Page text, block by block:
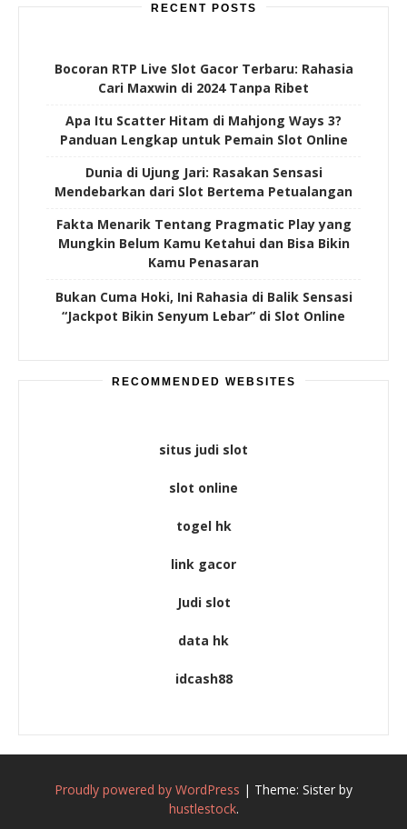
RECENT POSTS
Bocoran RTP Live Slot Gacor Terbaru: Rahasia
Cari Maxwin di 2024 Tanpa Ribet
Apa Itu Scatter Hitam di Mahjong Ways 3?
Panduan Lengkap untuk Pemain Slot Online
Dunia di Ujung Jari: Rasakan Sensasi
Mendebarkan dari Slot Bertema Petualangan
Fakta Menarik Tentang Pragmatic Play yang
Mungkin Belum Kamu Ketahui dan Bisa Bikin
Kamu Penasaran
Bukan Cuma Hoki, Ini Rahasia di Balik Sensasi
“Jackpot Bikin Senyum Lebar” di Slot Online
RECOMMENDED WEBSITES
situs judi slot
slot online
togel hk
link gacor
Judi slot
data hk
idcash88
Proudly powered by WordPress | Theme: Sister by
hustlestock.